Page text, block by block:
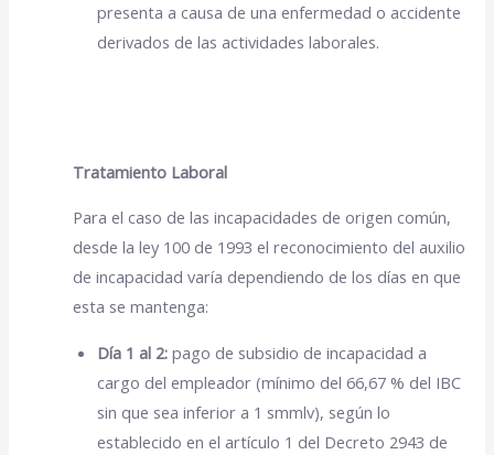
presenta a causa de una enfermedad o accidente
derivados de las actividades laborales.
Tratamiento Laboral
Para el caso de las incapacidades de origen común,
desde la ley 100 de 1993 el reconocimiento del auxilio
de incapacidad varía dependiendo de los días en que
esta se mantenga:
Día 1 al 2: pago de subsidio de incapacidad a
cargo del empleador (mínimo del 66,67 % del IBC
sin que sea inferior a 1 smmlv), según lo
establecido en el artículo 1 del Decreto 2943 de